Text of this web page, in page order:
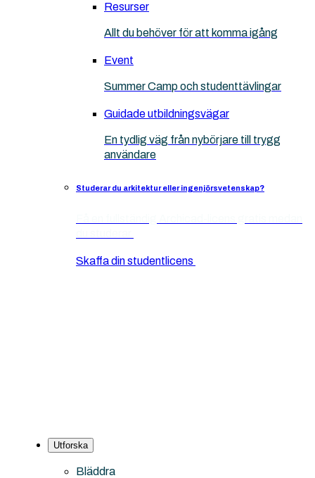
Resurser
Allt du behöver för att komma igång
Event
Summer Camp och studenttävlingar
Guidade utbildningsvägar
En tydlig väg från nybörjare till trygg
användare
Studerar du arkitektur eller ingenjörsvetenskap?
Skaffa din studentlicens
Utforska
Bläddra